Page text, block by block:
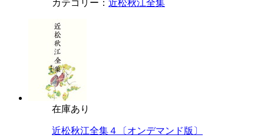
カテゴリー： 近松秋江全集
在庫あり
近松秋江全集４〔オンデマンド版〕